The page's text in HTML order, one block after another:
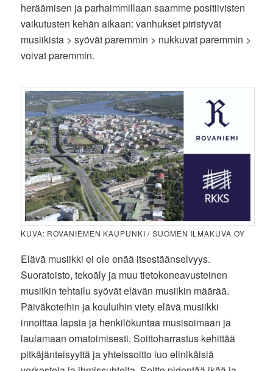
heräämisen ja parhaimmillaan saamme positiivisten
vaikutusten kehän aikaan: vanhukset piristyvät
musiikista > syövät paremmin > nukkuvat paremmin >
voivat paremmin.
KUVA: ROVANIEMEN KAUPUNKI / SUOMEN ILMAKUVA OY
Elävä musiikki ei ole enää itsestäänselvyys.
Suoratoisto, tekoäly ja muu tietokoneavusteinen
musiikin tehtailu syövät elävän musiikin määrää.
Päiväkoteihin ja kouluihin viety elävä musiikki
innoittaa lapsia ja henkilökuntaa musisoimaan ja
laulamaan omatoimisesti. Soittoharrastus kehittää
pitkäjänteisyyttä ja yhteissoitto luo elinikäisiä